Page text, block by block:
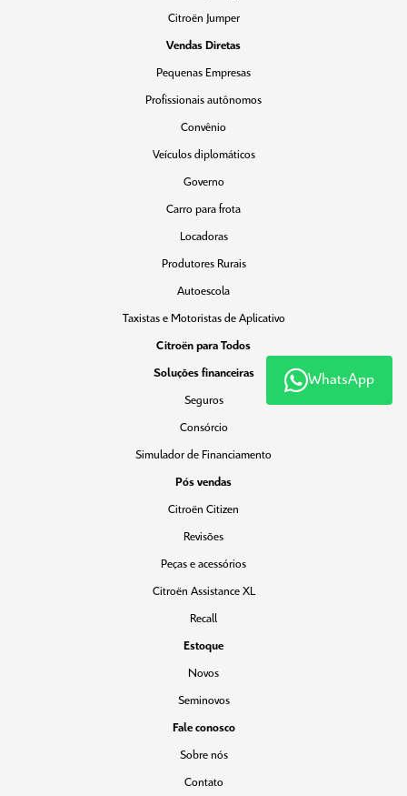
Citroën Jumper
Vendas Diretas
Pequenas Empresas
Profissionais autônomos
Convênio
Veículos diplomáticos
Governo
Carro para frota
Locadoras
Produtores Rurais
Autoescola
Taxistas e Motoristas de Aplicativo
Citroën para Todos
Soluções financeiras
Seguros
Consórcio
Simulador de Financiamento
Pós vendas
Citroën Citizen
Revisões
Peças e acessórios
Citroën Assistance XL
Recall
Estoque
Novos
Seminovos
Fale conosco
Sobre nós
Contato
WhatsApp